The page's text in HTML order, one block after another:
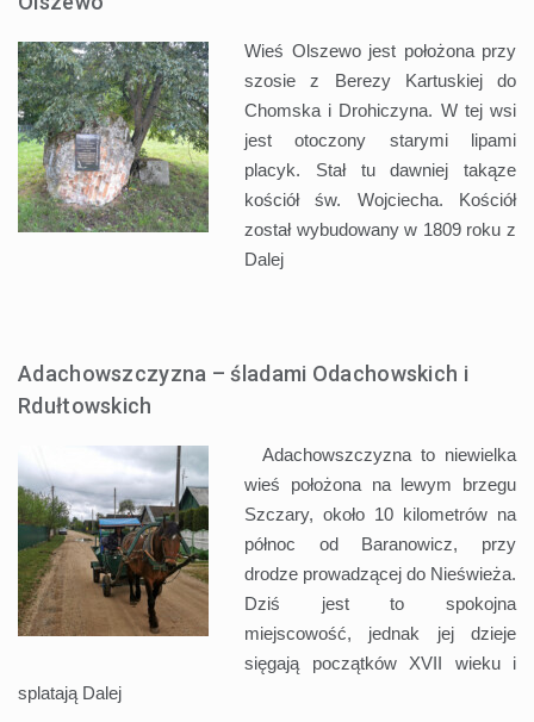
Wieś Olszewo jest położona przy
szosie z Berezy Kartuskiej do
Chomska i Drohiczyna. W tej wsi
jest otoczony starymi lipami
placyk. Stał tu dawniej takąze
kościół św. Wojciecha. Kościół
został wybudowany w 1809 roku z
Dalej
Adachowszczyzna – śladami Odachowskich i
Rdułtowskich
Adachowszczyzna to niewielka
wieś położona na lewym brzegu
Szczary, około 10 kilometrów na
północ od Baranowicz, przy
drodze prowadzącej do Nieświeża.
Dziś jest to spokojna
miejscowość, jednak jej dzieje
sięgają początków XVII wieku i
splatają Dalej